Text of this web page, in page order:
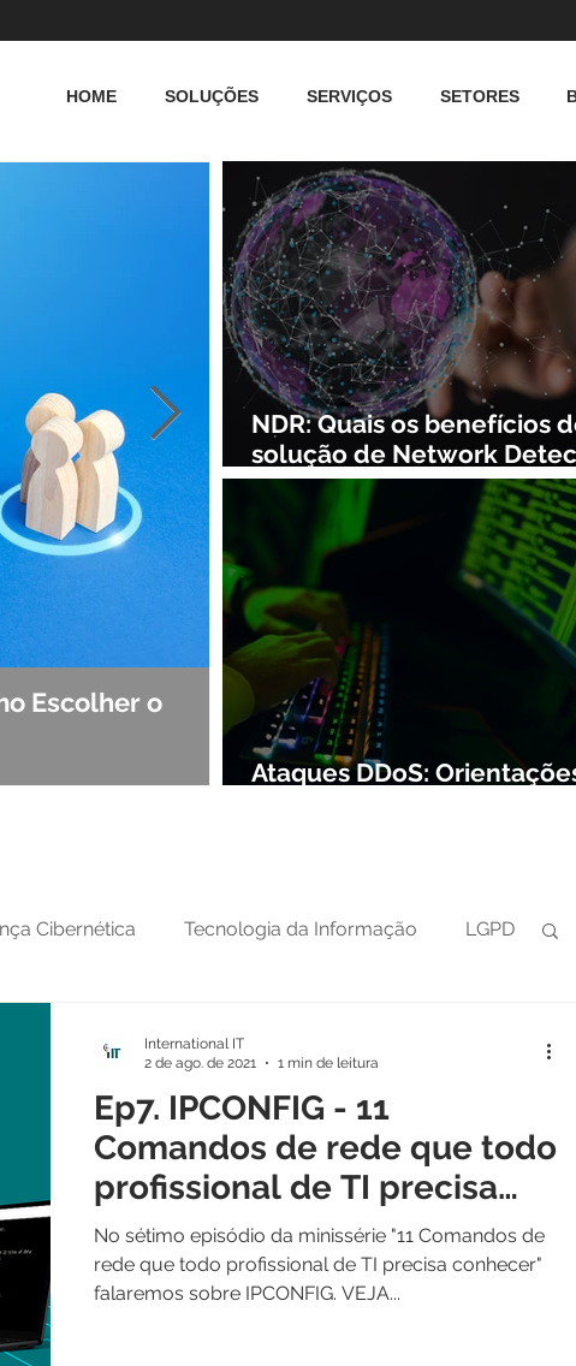
HOME SOLUÇÕES SERVIÇOS SETORES
NDR: Quais os benefícios
solução de Network
and Response?
Ataques DDoS:
Escolher o
Observabilidade e NOC:
Segurança de Redes
Cibernética Tecnologia da Informação LGPD
Ep7. IPCONFIG - 11
Comandos de rede que todo
profissional de TI precisa
conhecer
No sétimo episódio da minissérie "11 Comandos de
rede que todo profissional de TI precisa conhecer"
falaremos sobre IPCONFIG. VEJA...
International IT
2 de ago. de 2021
1 min de leitura